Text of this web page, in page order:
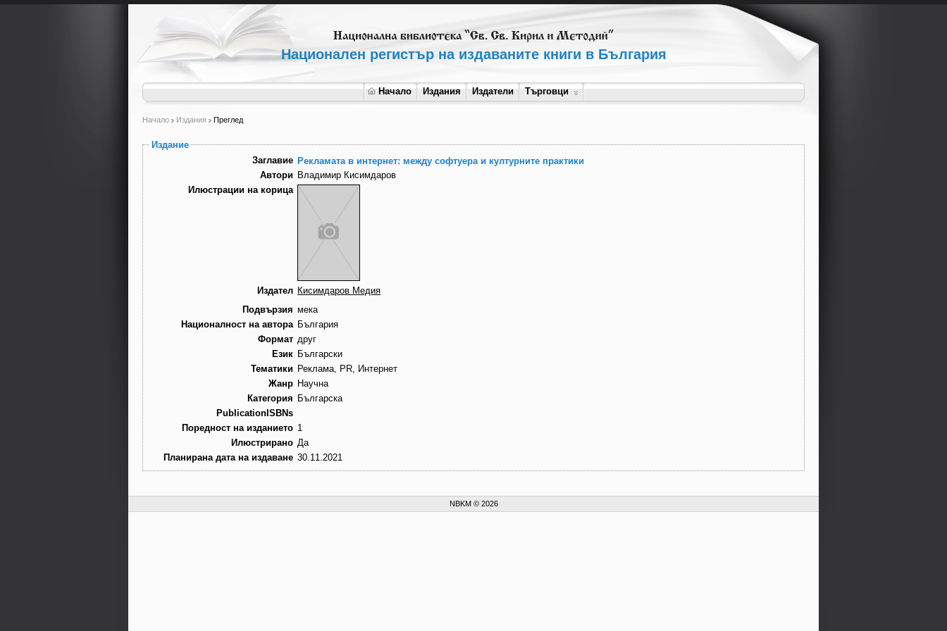
Национален регистър на издаваните книги в България
Начало Издания Издатели Търговци
Начало Издания Преглед
Издание
Заглавие Рекламата в интернет: между софтуера и културните практики
Автори Владимир Кисимдаров
Илюстрации на корица
Издател Кисимдаров Медия
Подвързия мека
Националност на автора България
Формат друг
Език Български
Тематики Реклама, PR, Интернет
Жанр Научна
Категория Българска
PublicationISBNs
Поредност на изданието 1
Илюстрирано Да
Планирана дата на издаване 30.11.2021
NBKM © 2026